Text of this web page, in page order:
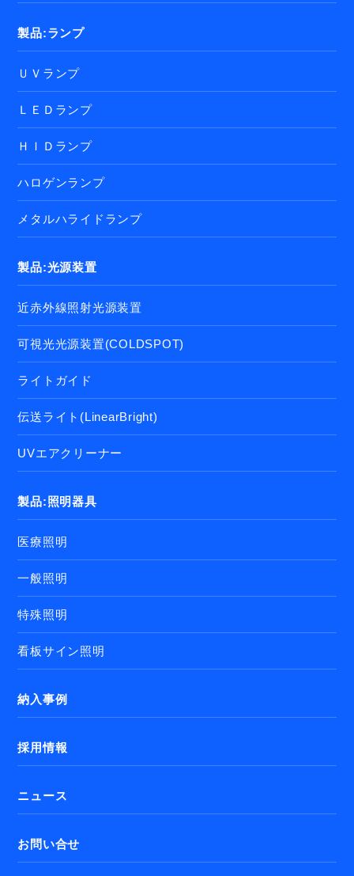
製品:ランプ
ＵＶランプ
ＬＥＤランプ
ＨＩＤランプ
ハロゲンランプ
メタルハライドランプ
製品:光源装置
近赤外線照射光源装置
可視光光源装置(COLDSPOT)
ライトガイド
伝送ライト(LinearBright)
UVエアクリーナー
製品:照明器具
医療照明
一般照明
特殊照明
看板サイン照明
納入事例
採用情報
ニュース
お問い合せ